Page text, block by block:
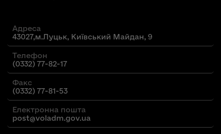
Адреса
43027,м.Луцьк, Київський Майдан, 9
Телефон
(0332) 77-82-17
Факс
(0332) 77-81-53
Електронна пошта
post@voladm.gov.ua